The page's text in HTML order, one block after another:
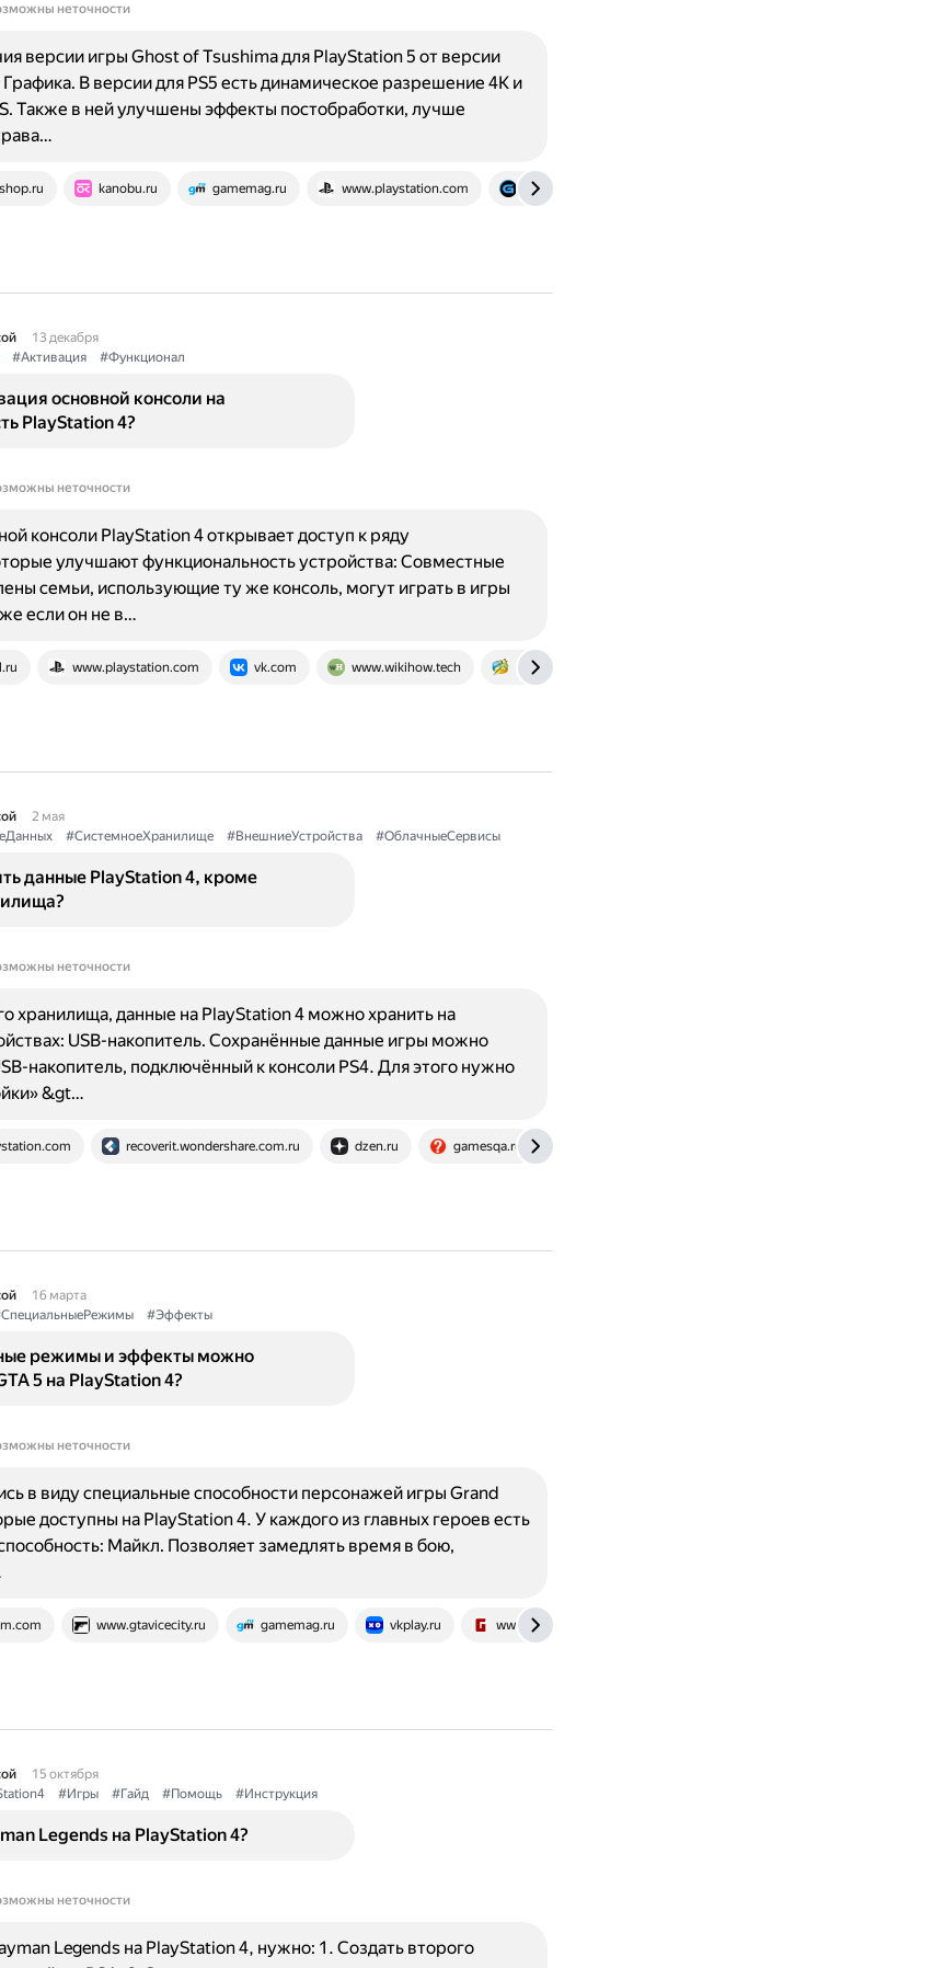
неточности
kanobu.ru gamemag.ru www.playstation.com ixbt.games
версии игры Ghost of Tsushima для PlayStation 5 от версии
В версии для PS5 есть динамическое разрешение 4К и
Также в ней улучшены эффекты постобработки, лучше
13 декабря
#Активация #Функционал
основной консоли на
PlayStation 4?
неточности
www.playstation.com vk.com www.wikihow.tech www.partitionwizard.com
консоли PlayStation 4 открывает доступ к ряду
улучшают функциональность устройства: Совместные
семьи, использующие ту же консоль, могут играть в игры
если он не в…
2 мая
#СистемноеХранилище #ВнешниеУстройства #ОблачныеСервисы
данные PlayStation 4, кроме
неточности
recoverit.wondershare.com.ru dzen.ru gamesqa.ru
хранилища, данные на PlayStation 4 можно хранить на
USB-накопитель. Сохранённые данные игры можно
накопитель, подключённый к консоли PS4. Для этого нужно
&gt…
16 марта
#Эффекты
режимы и эффекты можно
5 на PlayStation 4?
неточности
www.gtavicecity.ru gamemag.ru vkplay.ru www.gtafans.ru
в виду специальные способности персонажей игры Grand
доступны на PlayStation 4. У каждого из главных героев есть
Майкл. Позволяет замедлять время в бою,
15 октября
#Игры #Гайд #Помощь #Инструкция
Legends на PlayStation 4?
неточности
Legends на PlayStation 4, нужно: 1. Создать второго